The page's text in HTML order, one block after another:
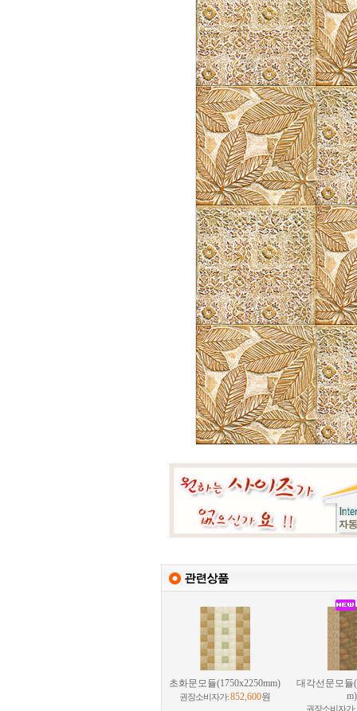
초화문모듈(1750x2250mm)
권장소비자가:852,600원
대각선문모듈
m)
권장소비자가: